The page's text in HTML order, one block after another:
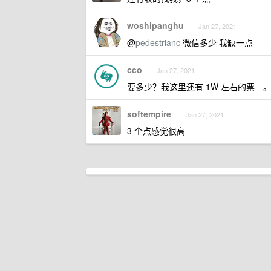
woshipanghu Jan 27, 2021
@pedestrianc 微信多少 我缺一点
cco Jan 27, 2021
要多少？我这里还有 1W 左右的票- -。
softempire Jan 27, 2021
3 个点感觉很高